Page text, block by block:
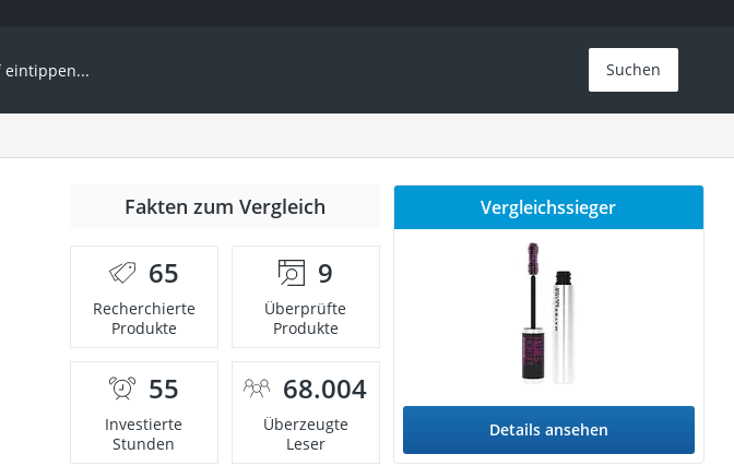
Suchen
Fakten zum Vergleich
65
Recherchierte
Produkte
9
Überprüfte
Produkte
55
Investierte
Stunden
68.004
Überzeugte
Leser
Vergleichssieger
Details ansehen